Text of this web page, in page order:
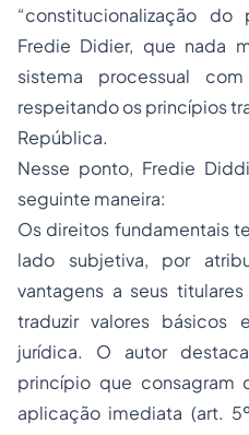
“constitucionalização do
Fredie Didier, que nada
sistema processual
respeitando os princípios
República.
Nesse ponto, Fredie
seguinte maneira:
Os direitos fundamentais
lado subjetiva, por
vantagens a seus
traduzir valores básicos
jurídica. O autor
princípio que consagram
aplicação imediata (art.